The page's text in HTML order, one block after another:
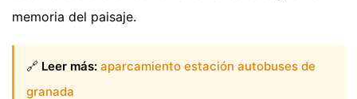
memoria del paisaje.
🔗 Leer más: aparcamiento estación autobuses de
granada